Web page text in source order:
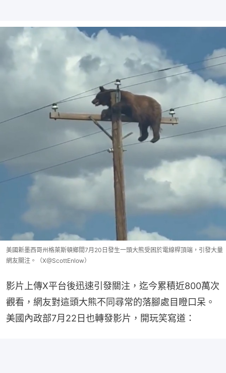
美國新墨西哥州格萊斯頓鄉間7月20日發生一頭大熊受困於電線桿頂端，引發大量
網友關注。（X@ScottEnlow）
影片上傳X平台後迅速引發關注，迄今累積近800萬次
觀看，網友對這頭大熊不同尋常的落腳處目瞪口呆。
美國內政部7月22日也轉發影片，開玩笑寫道：